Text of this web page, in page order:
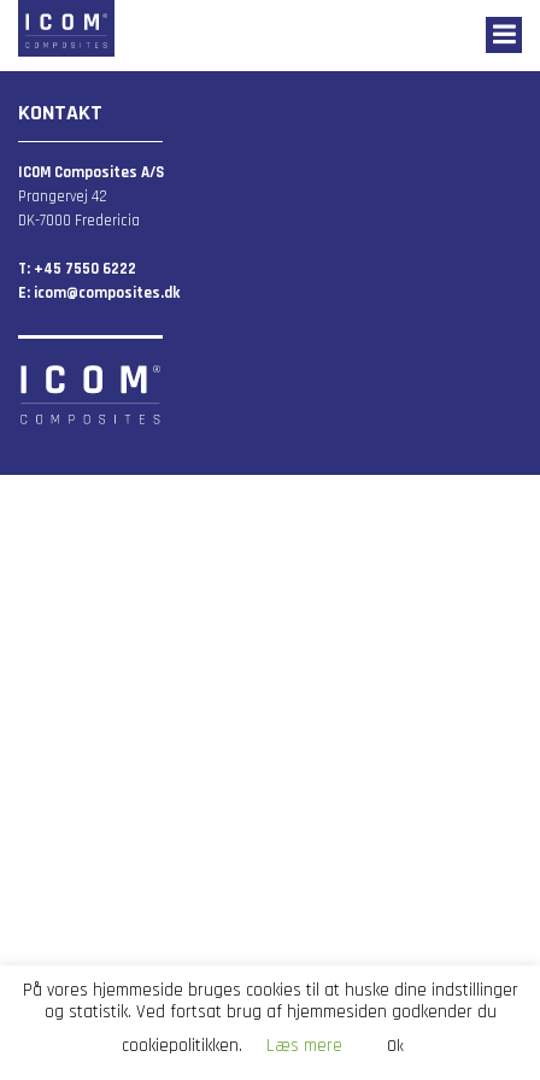
KONTAKT
ICOM Composites A/S
Prangervej 42
DK-7000 Fredericia
T: +45 7550 6222
E: icom@composites.dk
På vores hjemmeside bruges cookies til at huske dine indstillinger
og statistik. Ved fortsat brug af hjemmesiden godkender du
cookiepolitikken.
Læs mere Ok